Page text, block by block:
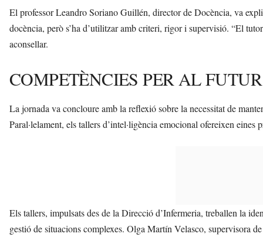
El professor Leandro Soriano Guillén, director de Docència, va
docència, però s’ha d’utilitzar amb criteri, rigor i supervisió. “El
aconsellar.
COMPETÈNCIES PER AL FUTUR
La jornada va concloure amb la reflexió sobre la necessitat de
Paral·lelament, els tallers d’intel·ligència emocional ofereixen
Els tallers, impulsats des de la Direcció d’Infermeria, treballen la
gestió de situacions complexes. Olga Martín Velasco, supervisora